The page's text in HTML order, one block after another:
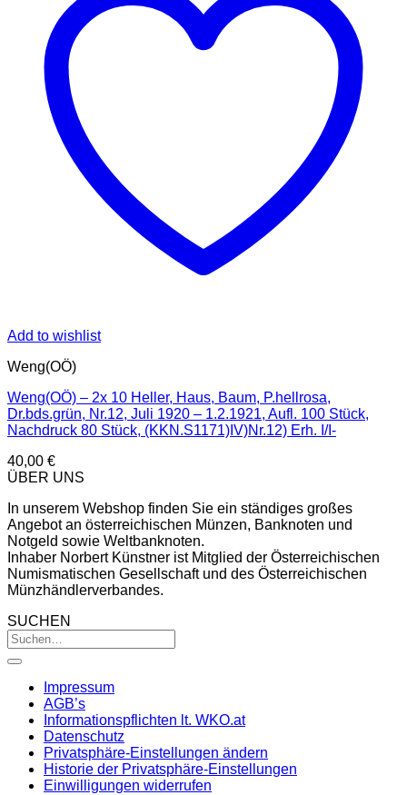
Add to wishlist
Weng(OÖ)
Weng(OÖ) – 2x 10 Heller, Haus, Baum, P.hellrosa,
Dr.bds.grün, Nr.12, Juli 1920 – 1.2.1921, Aufl. 100 Stück,
Nachdruck 80 Stück, (KKN.S1171)IV)Nr.12) Erh. I/I-
40,00 €
ÜBER UNS
In unserem Webshop finden Sie ein ständiges großes
Angebot an österreichischen Münzen, Banknoten und
Notgeld sowie Weltbanknoten.
Inhaber Norbert Künstner ist Mitglied der Österreichischen
Numismatischen Gesellschaft und des Österreichischen
Münzhändlerverbandes.
SUCHEN
Impressum
AGB’s
Informationspflichten lt. WKO.at
Datenschutz
Privatsphäre-Einstellungen ändern
Historie der Privatsphäre-Einstellungen
Einwilligungen widerrufen